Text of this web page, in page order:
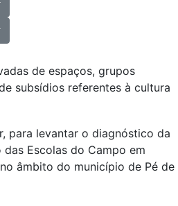
de espaços, grupos
subsídios referentes à cultura
para levantar o diagnóstico da
Escolas do Campo em
âmbito do município de Pé de